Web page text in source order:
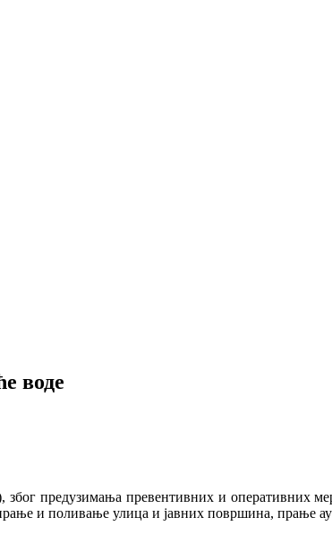
воде
предузимања превентивних и оперативних
и поливање улица и јавних површина, прање